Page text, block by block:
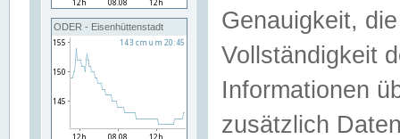
ODER - Eisenhüttenstadt
Genauigkeit,
Vollständigkeit
Informationen
zusätzlich